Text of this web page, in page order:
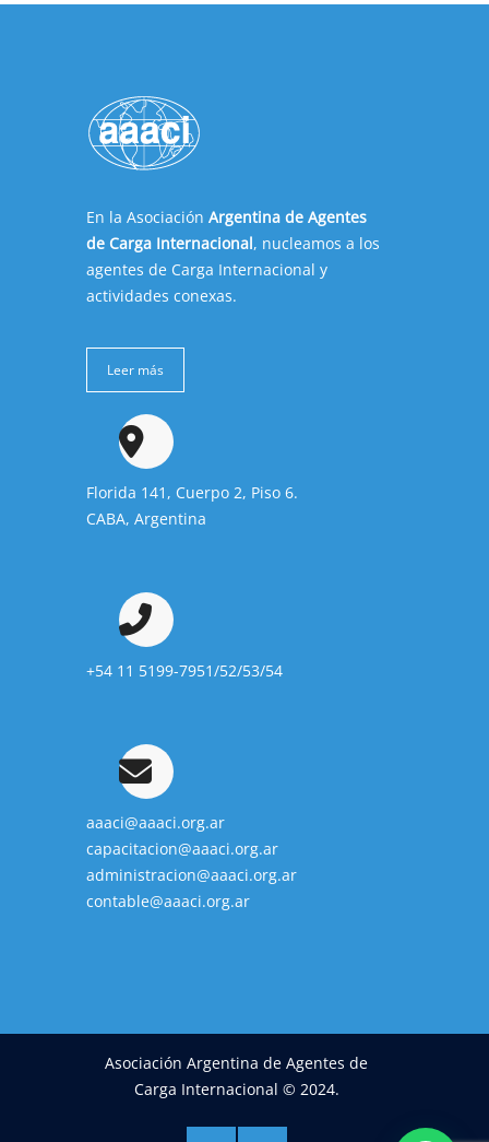
En la Asociación Argentina de Agentes
de Carga Internacional, nucleamos a los
agentes de Carga Internacional y
actividades conexas.
Leer más
Florida 141, Cuerpo 2, Piso 6.
CABA, Argentina
+54 11 5199-7951/52/53/54
aaaci@aaaci.org.ar
capacitacion@aaaci.org.ar
administracion@aaaci.org.ar
contable@aaaci.org.ar
Asociación Argentina de Agentes de
Carga Internacional © 2024.